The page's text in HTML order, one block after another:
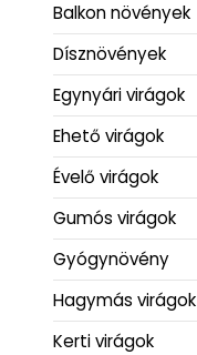
Balkon növények
Dísznövények
Egynyári virágok
Ehető virágok
Évelő virágok
Gumós virágok
Gyógynövény
Hagymás virágok
Kerti virágok